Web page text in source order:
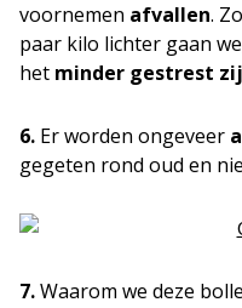
voornemen afvallen.
paar kilo lichter gaan
het minder gestrest
6. Er worden ongeveer
gegeten rond oud en
7.Waarom we deze